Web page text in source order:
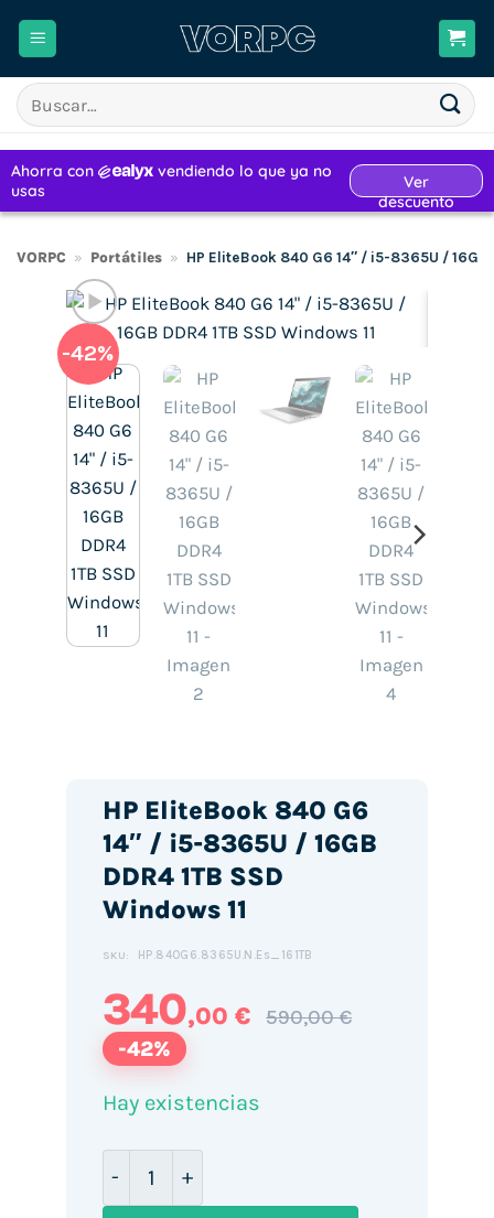
Buscar
por:
VORPC » Portátiles » HP EliteBook 840 G6 14″ / i5-8365U / 16GB
-42%
HP EliteBook 840 G6
14″ / i5-8365U / 16GB
DDR4 1TB SSD
Windows 11
SKU: HP.840G6.8365U.N.Es_161TB
340,00 € 590,00 €
-42%
Hay existencias